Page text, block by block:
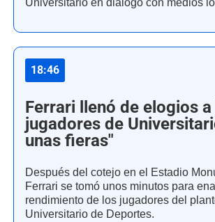
Universitario en diálogo con medios
18:46
Ferrari llenó de elogios
jugadores de
unas fieras"
Después del cotejo en el Estadio
Ferrari se tomó unos minutos para
rendimiento de los jugadores del
Universitario de Deportes.